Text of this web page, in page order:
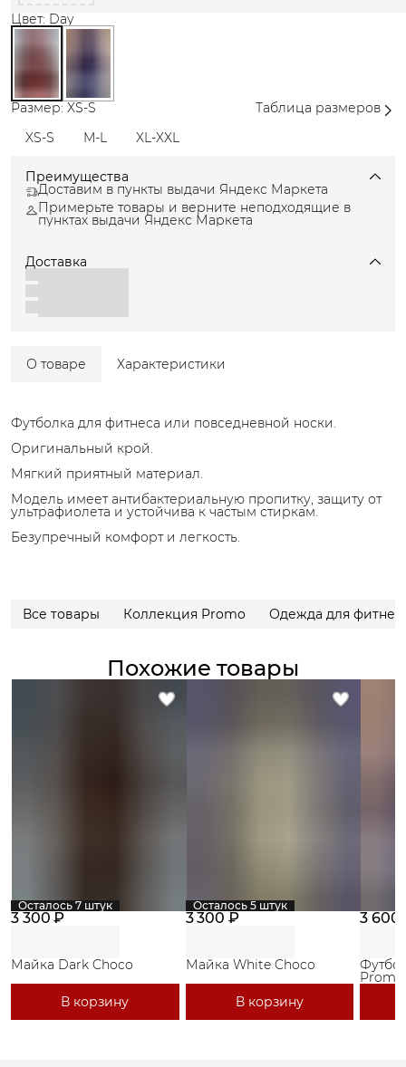
Цвет: Day
Размер: XS-S
Таблица размеров
XS-S
M-L XL-XXL
Преимущества
Доставим в пункты выдачи Яндекс Маркета
Примерьте товары и верните неподходящие в
пунктах выдачи Яндекс Маркета
Доставка
О товаре Характеристики
Футболка для фитнеса или повседневной носки.
Оригинальный крой.
Мягкий приятный материал.
Модель имеет антибактериальную пропитку, защиту от
ультрафиолета и устойчива к частым стиркам.
Безупречный комфорт и легкость.
Все товары Коллекция Promo Одежда для
Похожие товары
Осталось 7 штук
3 300 ₽
Майка Dark Choco
В корзину
Осталось 5 штук
3 300 ₽
Майка White Choco
В корзину
3 600